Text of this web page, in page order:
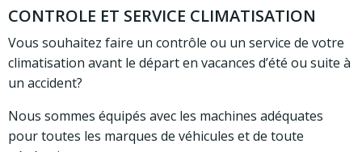
CONTROLE ET SERVICE CLIMATISATION
Vous souhaitez faire un contrôle ou un service de votre
climatisation avant le départ en vacances d’été ou suite à
un accident?
Nous sommes équipés avec les machines adéquates
pour toutes les marques de véhicules et de toute